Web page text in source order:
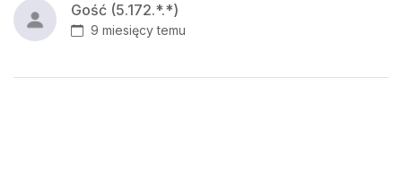
Gość (5.172.*.*)
9 miesięcy temu